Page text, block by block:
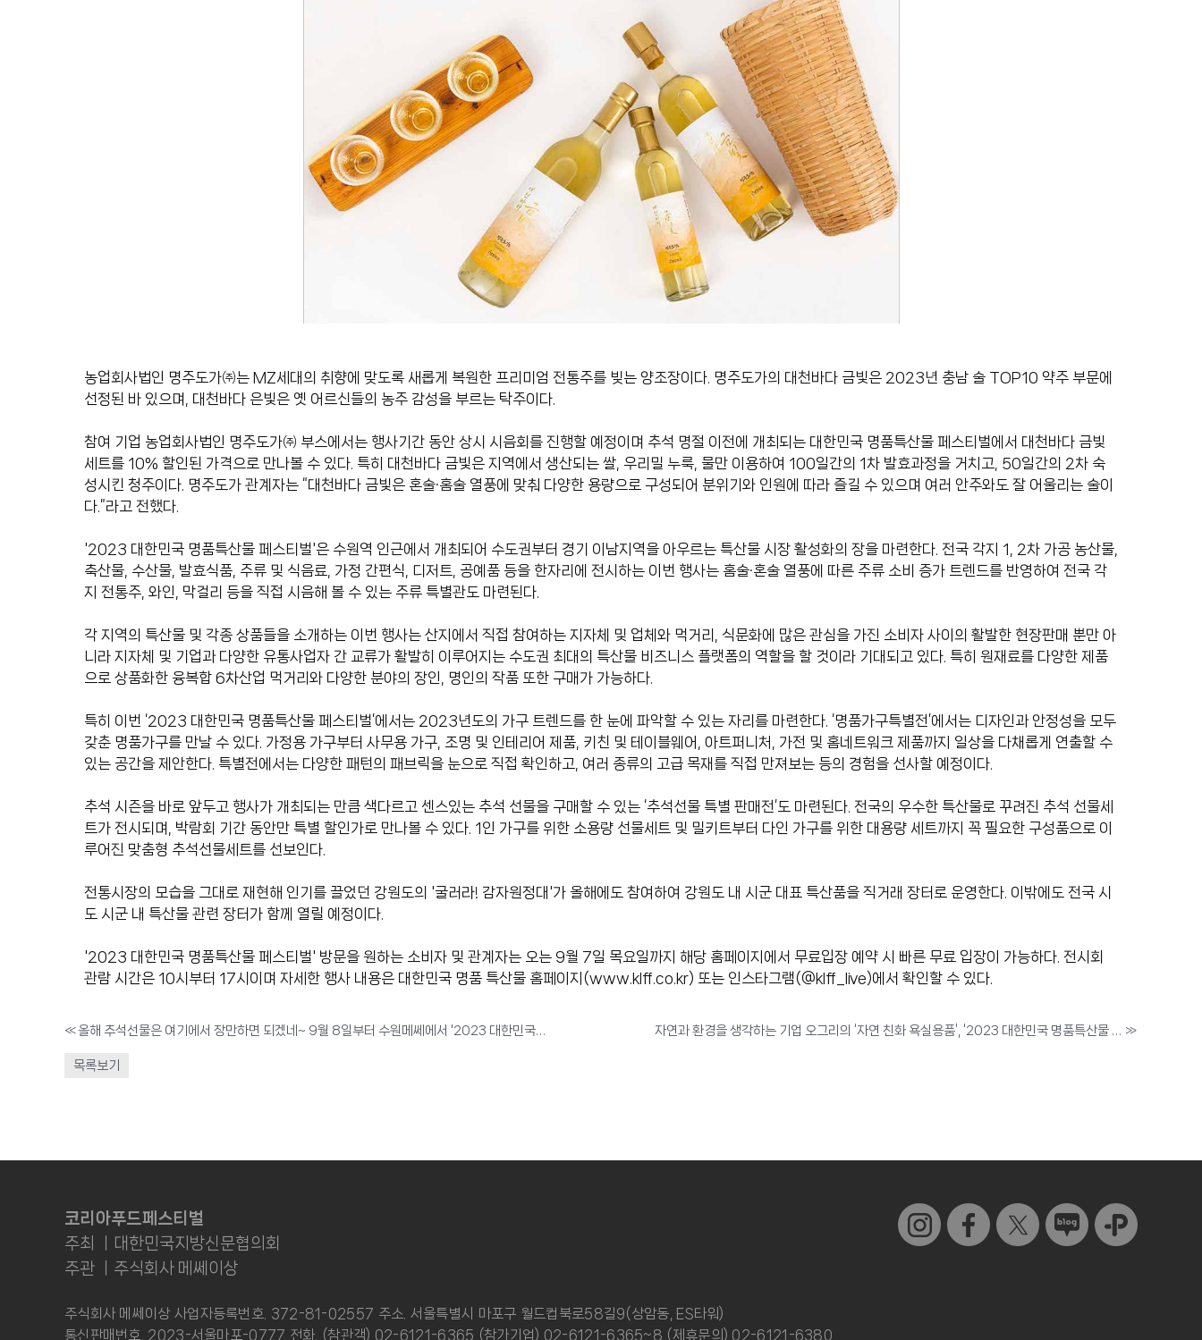
농업회사법인 명주도가㈜는 MZ세대의 취향에 맞도록 새롭게 복원한 프리미엄 전통주를 빚는 양조장이다. 명주도가의 대천바다 금빛은 2023년 충남 술 TOP10 약주 부문에
선정된 바 있으며, 대천바다 은빛은 옛 어르신들의 농주 감성을 부르는 탁주이다.
참여 기업 농업회사법인 명주도가㈜ 부스에서는 행사기간 동안 상시 시음회를 진행할 예정이며 추석 명절 이전에 개최되는 대한민국 명품특산물 페스티벌에서 대천바다 금빛
세트를 10% 할인된 가격으로 만나볼 수 있다. 특히 대천바다 금빛은 지역에서 생산되는 쌀, 우리밀 누룩, 물만 이용하여 100일간의 1차 발효과정을 거치고, 50일간의 2차 숙
성시킨 청주이다. 명주도가 관계자는 “대천바다 금빛은 혼술·홈술 열풍에 맞춰 다양한 용량으로 구성되어 분위기와 인원에 따라 즐길 수 있으며 여러 안주와도 잘 어울리는 술이
다.”라고 전했다.
'2023 대한민국 명품특산물 페스티벌'은 수원역 인근에서 개최되어 수도권부터 경기 이남지역을 아우르는 특산물 시장 활성화의 장을 마련한다. 전국 각지 1, 2차 가공 농산물,
축산물, 수산물, 발효식품, 주류 및 식음료, 가정 간편식, 디저트, 공예품 등을 한자리에 전시하는 이번 행사는 홈술·혼술 열풍에 따른 주류 소비 증가 트렌드를 반영하여 전국 각
지 전통주, 와인, 막걸리 등을 직접 시음해 볼 수 있는 주류 특별관도 마련된다.
각 지역의 특산물 및 각종 상품들을 소개하는 이번 행사는 산지에서 직접 참여하는 지자체 및 업체와 먹거리, 식문화에 많은 관심을 가진 소비자 사이의 활발한 현장판매 뿐만 아
니라 지자체 및 기업과 다양한 유통사업자 간 교류가 활발히 이루어지는 수도권 최대의 특산물 비즈니스 플랫폼의 역할을 할 것이라 기대되고 있다. 특히 원재료를 다양한 제품
으로 상품화한 융복합 6차산업 먹거리와 다양한 분야의 장인, 명인의 작품 또한 구매가 가능하다.
특히 이번 ‘2023 대한민국 명품특산물 페스티벌’에서는 2023년도의 가구 트렌드를 한 눈에 파악할 수 있는 자리를 마련한다. ‘명품가구특별전’에서는 디자인과 안정성을 모두
갖춘 명품가구를 만날 수 있다. 가정용 가구부터 사무용 가구, 조명 및 인테리어 제품, 키친 및 테이블웨어, 아트퍼니처, 가전 및 홈네트워크 제품까지 일상을 다채롭게 연출할 수
있는 공간을 제안한다. 특별전에서는 다양한 패턴의 패브릭을 눈으로 직접 확인하고, 여러 종류의 고급 목재를 직접 만져보는 등의 경험을 선사할 예정이다.
추석 시즌을 바로 앞두고 행사가 개최되는 만큼 색다르고 센스있는 추석 선물을 구매할 수 있는 ‘추석선물 특별 판매전’도 마련된다. 전국의 우수한 특산물로 꾸려진 추석 선물세
트가 전시되며, 박람회 기간 동안만 특별 할인가로 만나볼 수 있다. 1인 가구를 위한 소용량 선물세트 및 밀키트부터 다인 가구를 위한 대용량 세트까지 꼭 필요한 구성품으로 이
루어진 맞춤형 추석선물세트를 선보인다.
전통시장의 모습을 그대로 재현해 인기를 끌었던 강원도의 '굴러라! 감자원정대'가 올해에도 참여하여 강원도 내 시군 대표 특산품을 직거래 장터로 운영한다. 이밖에도 전국 시
도 시군 내 특산물 관련 장터가 함께 열릴 예정이다.
'2023 대한민국 명품특산물 페스티벌' 방문을 원하는 소비자 및 관계자는 오는 9월 7일 목요일까지 해당 홈페이지에서 무료입장 예약 시 빠른 무료 입장이 가능하다. 전시회
관람 시간은 10시부터 17시이며 자세한 행사 내용은 대한민국 명품 특산물 홈페이지(www.klff.co.kr) 또는 인스타그램(@klff_live)에서 확인할 수 있다.
« 올해 추석선물은 여기에서 장만하면 되겠네~ 9월 8일부터 수원메쎄에서 '2023 대한민국 명품특산물 페스티벌' 개최 자연과 환경을 생각하는 기업 오그리의 ‘자연 친화 욕실용품’, ‘2023 대한민국 명품특산물 페스티벌’에서 공개 »
목록보기
코리아푸드페스티벌
주최 ㅣ대한민국지방신문협의회
주관 ㅣ주식회사 메쎄이상
주식회사 메쎄이상 사업자등록번호. 372-81-02557 주소. 서울특별시 마포구 월드컵북로58길9(상암동, ES타워)
통신판매번호. 2023-서울마포-0777 전화. (참관객) 02-6121-6365 (참가기업) 02-6121-6365~8 (제휴문의) 02-6121-6380